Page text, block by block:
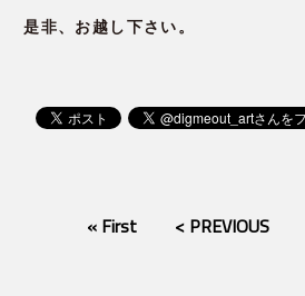
是非、お越し下さい。
« First < PREVIOUS